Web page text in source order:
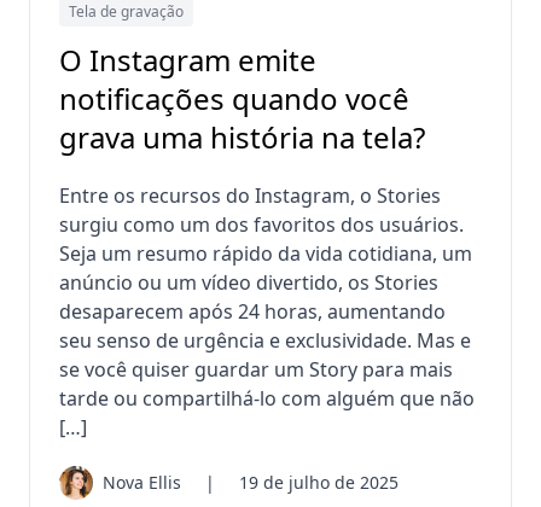
Tela de gravação
O Instagram emite
notificações quando você
grava uma história na tela?
Entre os recursos do Instagram, o Stories
surgiu como um dos favoritos dos usuários.
Seja um resumo rápido da vida cotidiana, um
anúncio ou um vídeo divertido, os Stories
desaparecem após 24 horas, aumentando
seu senso de urgência e exclusividade. Mas e
se você quiser guardar um Story para mais
tarde ou compartilhá-lo com alguém que não
[…]
Nova Ellis | 19 de julho de 2025